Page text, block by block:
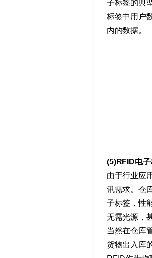
子标签的典
标签中用户
内的数据。
(5)RFID电
由于行业应
讯需求。仓
子标签，性
无需光源，
当然在仓库
货物出入库